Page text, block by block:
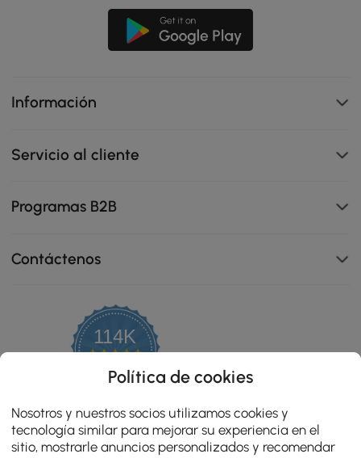
Información
Servicio al cliente
Programas B2B
Contáctenos
114K
4.8
star
rating
OPINIONES CERTIFICADAS
Política de cookies
Nosotros y nuestros socios utilizamos cookies y
tecnología similar para mejorar su experiencia en el
sitio, mostrarle anuncios personalizados y recomendar